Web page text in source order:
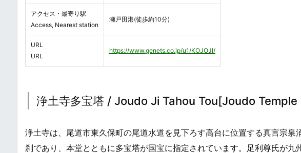
アクセス・最寄り駅
Access, Nearest station
瀬戸田港(徒歩約10分)
URL
URL
https://www.genets.co.jp/u1/KOJOJI/
浄土寺多宝塔 / Joudo Ji Tahou Tou[Joudo Temple
浄土寺は、尾道市東久保町の尾道水道を見下ろす高台に位置する真言宗
刹であり、本堂とともに多宝塔が国宝に指定されています。足利尊氏が九